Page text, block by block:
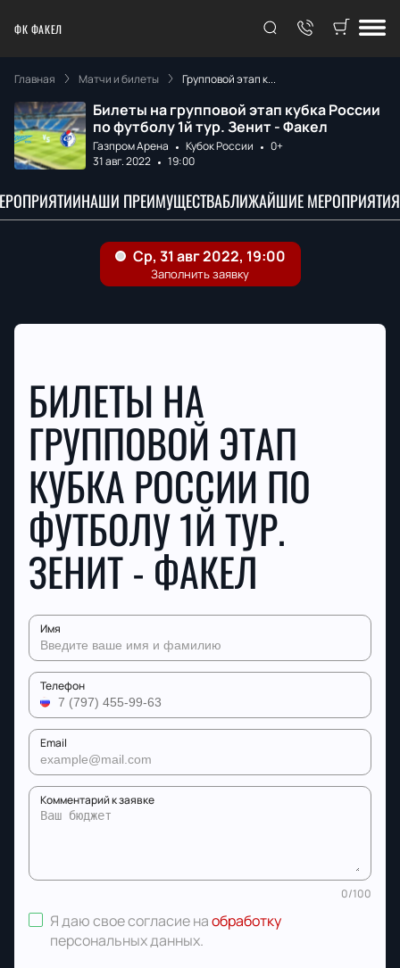
ФК ФАКЕЛ
Главная Матчи и билеты Групповой этап к...
Билеты на групповой этап кубка России
по футболу 1й тур. Зенит - Факел
Газпром Арена Кубок России
0+
31 авг. 2022
19:00
НАШИ ПРЕИМУЩЕСТВАБЛИЖАЙШИЕ МЕРОПРИЯТИЯ
БИЛЕТЫ НА
ГРУППОВОЙ ЭТАП
КУБКА РОССИИ ПО
ФУТБОЛУ 1Й ТУР.
ЗЕНИТ - ФАКЕЛ
Имя
Телефон
Email
Комментарий к заявке
0/100
Я даю свое согласие наобработку
персональных данных.